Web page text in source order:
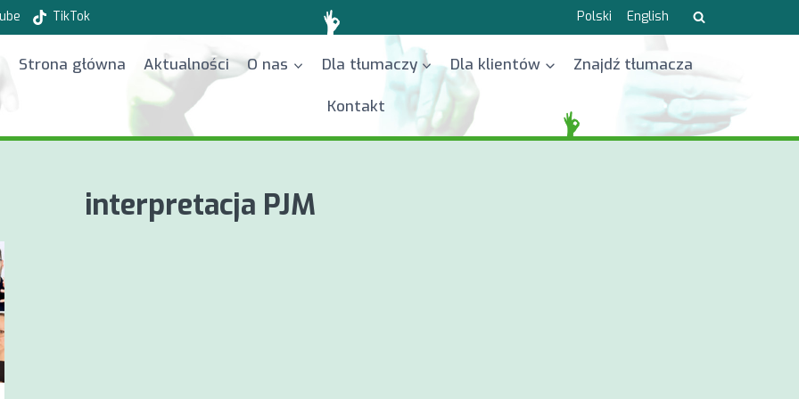
TikTok Polski English
Strona główna Aktualności O nas Dla tłumaczy Dla klientów Znajdź tłumacza
Kontakt
interpretacja PJM